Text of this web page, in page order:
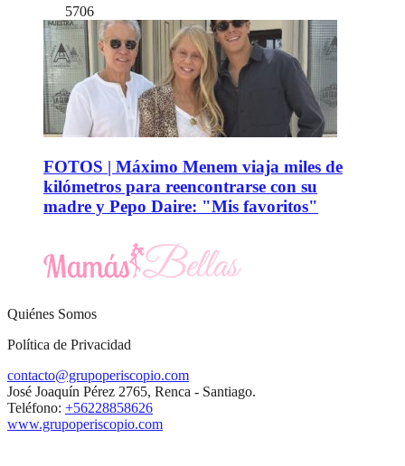
5706
FOTOS | Máximo Menem viaja miles de
kilómetros para reencontrarse con su
madre y Pepo Daire: "Mis favoritos"
Quiénes Somos
Política de Privacidad
contacto@grupoperiscopio.com
José Joaquín Pérez 2765, Renca - Santiago.
Teléfono: +56228858626
www.grupoperiscopio.com